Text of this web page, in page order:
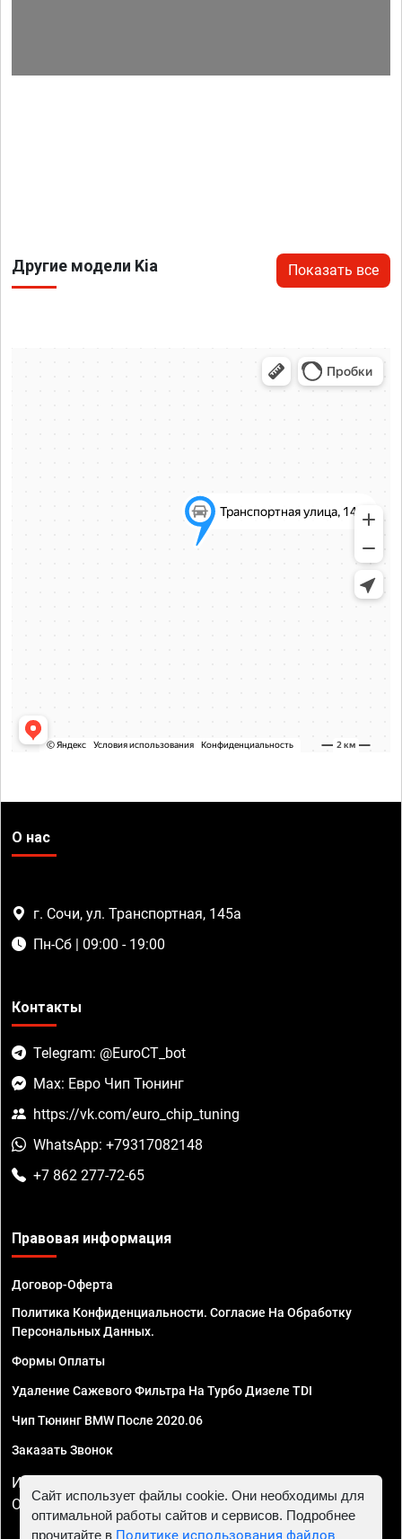
Другие модели Kia Показать все
О нас
г. Сочи, ул. Транспортная, 145а
Пн-Сб | 09:00 - 19:00
Контакты
Telegram: @EuroCT_bot
Max: Евро Чип Тюнинг
https://vk.com/euro_chip_tuning
WhatsApp: +79317082148
+7 862 277-72-65
Правовая информация
Договор-Оферта
Политика Конфиденциальности. Согласие На Обработку
Персональных Данных.
Формы Оплаты
Удаление Сажевого Фильтра На Турбо Дизеле TDI
Чип Тюнинг BMW После 2020.06
Заказать Звонок
ИП Смирнов Георгий Павлович. ИНН 781302555843,
ОГРНИП 324470400032610
Сайт использует файлы cookie. Они необходимы для
оптимальной работы сайтов и сервисов. Подробнее
прочитайте в Политике использования файлов